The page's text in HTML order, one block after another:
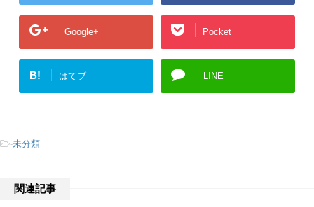
Google+ Pocket
B! はてブ LINE
-未分類
関連記事